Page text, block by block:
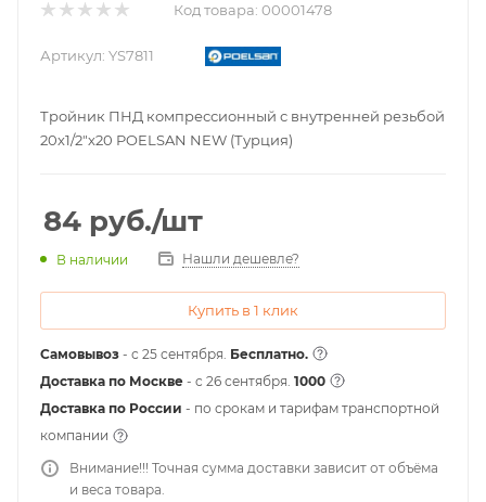
Код товара: 00001478
Артикул: YS7811
Тройник ПНД компрессионный с внутренней резьбой
20х1/2"х20 POELSAN NEW (Турция)
84 руб./шт
В наличии Нашли дешевле?
Купить в 1 клик
Самовывоз - с 25 сентября. Бесплатно.
Доставка по Москве - c 26 сентября. 1000
Доставка по России - по срокам и тарифам транспортной
компании
Внимание!!! Точная сумма доставки зависит от объёма
и веса товара.